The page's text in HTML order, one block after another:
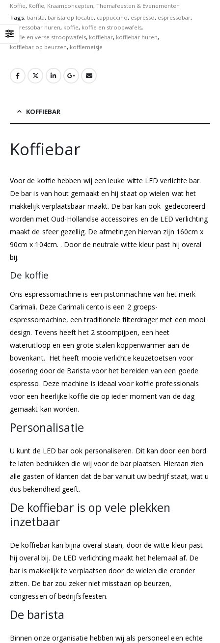
Koffie, Koffie, Kraamconcepten, Themafeesten & Evenementen
Tags: barista, barista op locatie, cappuccino, espresso, espressobar,
espressobar huren, koffie, koffie en stroopwafels,
koffie en verse stroopwafels, koffiebar, koffiebar huren,
koffiebar op beurzen, koffiemeisje
KOFFIEBAR
Koffiebar
Voor de koffie hebben wij een leuke witte LED verlichte bar.
De bar is van hout gemaakt en hij staat op wielen wat het
makkelijk verplaatsbaar maakt. De bar kan ook gedecoreerd
worden met Oud-Hollandse accessoires en de LED verlichting
maakt de sfeer gezellig. De afmetingen hiervan zijn 160cm x
90cm x 104cm. . Door de neutrale witte kleur past hij overal
bij.
De koffie
Ons espressomachine is een pistonmachine van het merk
Carimali. Deze Carimali cento is een 2 groeps-
espressomachine, een traditionele filterdrager met een mooi
design. Tevens heeft het 2 stoompijpen, een heet
wateruitloop en een grote stalen koppenwarmer aan de
bovenkant. Het heeft mooie verlichte keuzetoetsen voor
dosering door de Barista voor het bereiden van een goede
espresso. Deze machine is ideaal voor koffie professionals
voor een heerlijke koffie die op ieder moment van de dag
gemaakt kan worden.
Personalisatie
U kunt de LED bar ook personaliseren. Dit kan door een bord
te laten bedrukken die wij voor de bar plaatsen. Hieraan zien
alle gasten of klanten dat de bar vanuit uw bedrijf staat, wat u
dus bekendheid geeft.
De koffiebar is op vele plekken
inzetbaar
De koffiebar kan bijna overal staan, door de witte kleur past
hij overal bij. De LED verlichting maakt het helemaal af. De
bar is makkelijk te verplaatsen door de wielen die eronder
zitten. De bar zou zeker niet misstaan op beurzen,
congressen of bedrijfsfeesten.
De barista
Binnen onze organisatie hebben wij als personeel een echte